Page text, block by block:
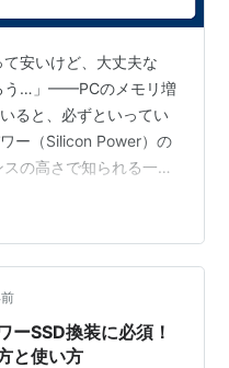
安いけど、大丈夫な
う…」——PCのメモリ増
ると、必ずといってい
ー（Silicon Power）の
の高さで知られる一
も少なくありません。
メモリについて実際の
比較・選び方のポイン
解説します。 読み終わ
丈夫か」が自信を持っ
ーSSD換装に必須！
と使い方